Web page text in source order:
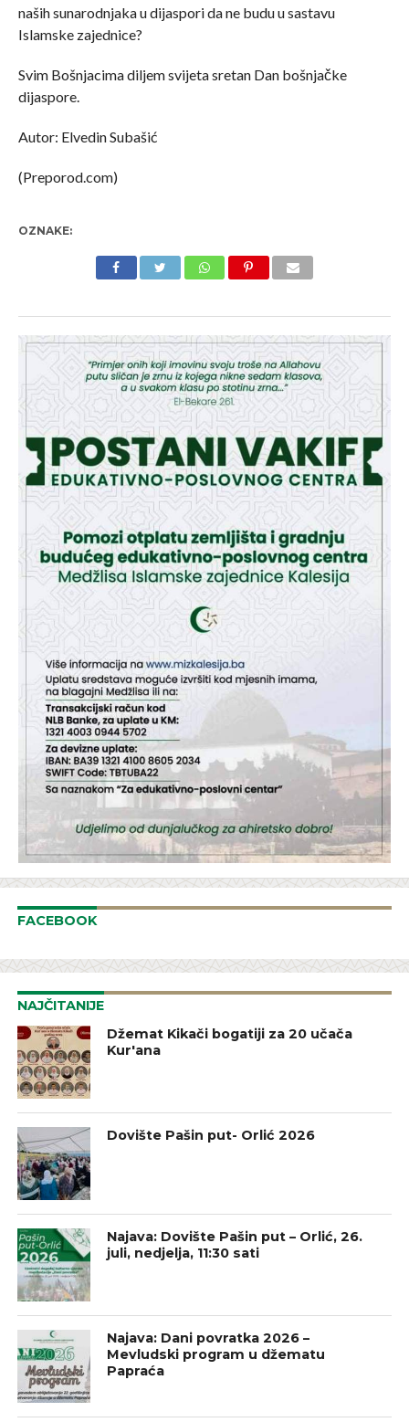
naših sunarodnjaka u dijaspori da ne budu u sastavu
Islamske zajednice?
Svim Bošnjacima diljem svijeta sretan Dan bošnjačke
dijaspore.
Autor: Elvedin Subašić
(Preporod.com)
OZNAKE:
FACEBOOK
NAJČITANIJE
Džemat Kikači bogatiji za 20 učača
Kur'ana
Dovište Pašin put- Orlić 2026
Najava: Dovište Pašin put – Orlić, 26.
juli, nedjelja, 11:30 sati
Najava: Dani povratka 2026 –
Mevludski program u džematu
Papraća